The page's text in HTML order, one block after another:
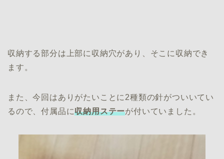
収納する部分は上部に収納穴があり、そこに収納でき
ます。
また、今回はありがたいことに2種類の針がついいてい
るので、付属品に収納用ステーが付いていました。